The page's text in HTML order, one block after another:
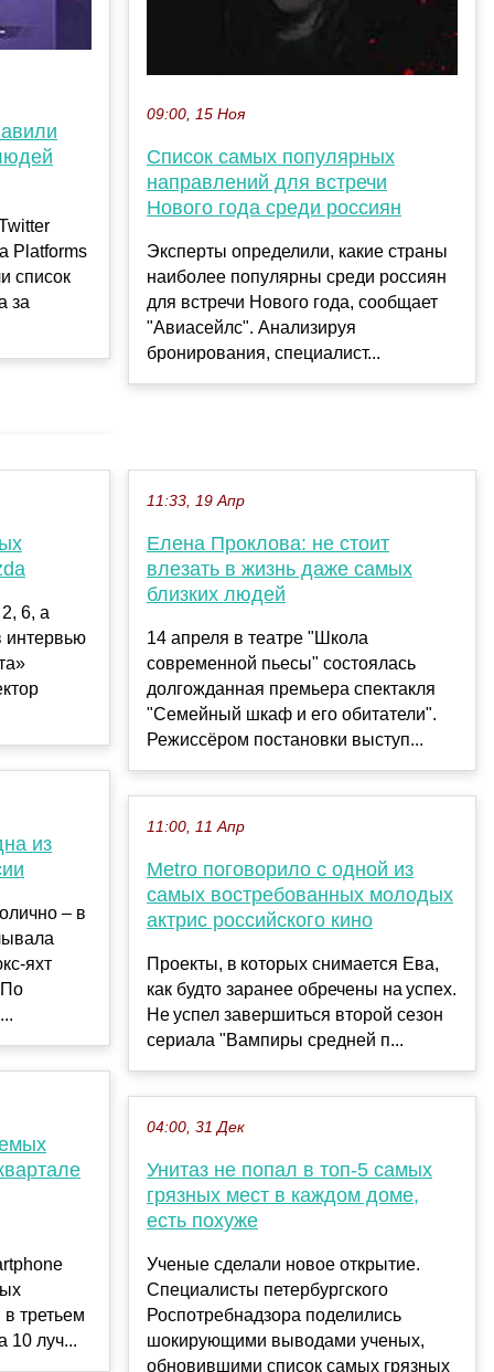
Platforms
список
за
09:00, 15 Ноя
Список самых популярных
направлений для встречи
Нового года среди россиян
Эксперты определили, какие страны
наиболее популярны среди россиян
для встречи Нового года, сообщает
"Авиасейлс". Анализируя
бронирования, специалист...
6, а
интервью
из
– в
яхт
По
третьем
10 луч...
11:33, 19 Апр
Елена Проклова: не стоит
влезать в жизнь даже самых
близких людей
14 апреля в театре "Школа
современной пьесы" состоялась
долгожданная премьера спектакля
"Семейный шкаф и его обитатели".
Режиссёром постановки выступ...
11:00, 11 Апр
Metro поговорило с одной из
самых востребованных молодых
актрис российского кино
Проекты, в которых снимается Ева,
как будто заранее обречены на успех.
Не успел завершиться второй сезон
сериала "Вампиры средней п...
04:00, 31 Дек
Унитаз не попал в топ-5 самых
грязных мест в каждом доме,
есть похуже
Ученые сделали новое открытие.
Специалисты петербургского
Роспотребнадзора поделились
шокирующими выводами ученых,
обновившими список самых грязных